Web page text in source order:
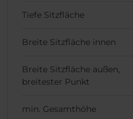
Tiefe Sitzfläche
Breite Sitzfläche innen
Breite Sitzfläche außen,
breitester Punkt
min. Gesamthöhe